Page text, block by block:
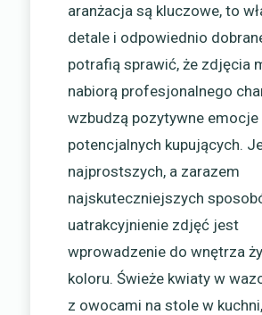
aranżacja są kluczowe, to
detale i odpowiednio
potrafią sprawić, że zdjęcia
nabiorą profesjonalnego
wzbudzą pozytywne emocje
potencjalnych kupujących.
najprostszych, a zarazem
najskuteczniejszych
uatrakcyjnienie zdjęć jest
wprowadzenie do wnętrza
koloru. Świeże kwiaty w
z owocami na stole w